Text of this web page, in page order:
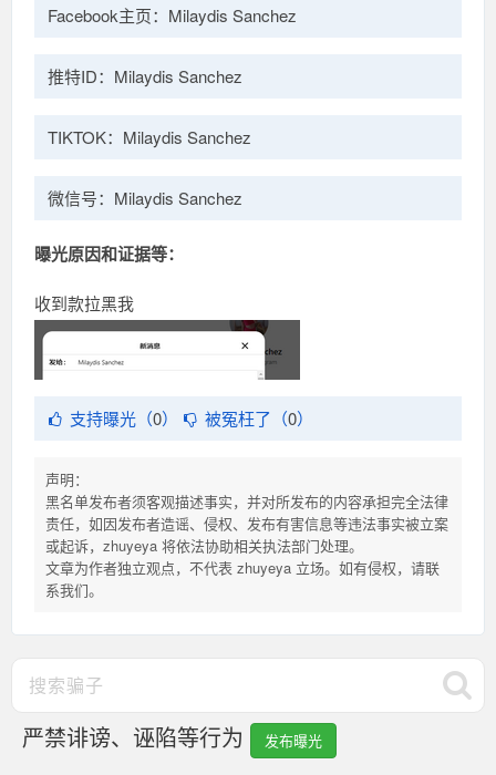
Facebook主页：Milaydis Sanchez
推特ID：Milaydis Sanchez
TIKTOK：Milaydis Sanchez
微信号：Milaydis Sanchez
曝光原因和证据等：
收到款拉黑我
支持曝光（0） 被冤枉了（0）
声明：
黑名单发布者须客观描述事实，并对所发布的内容承担完全法律
责任，如因发布者造谣、侵权、发布有害信息等违法事实被立案
或起诉，zhuyeya 将依法协助相关执法部门处理。
文章为作者独立观点，不代表 zhuyeya 立场。如有侵权，请联
系我们。
严禁诽谤、诬陷等行为 发布曝光